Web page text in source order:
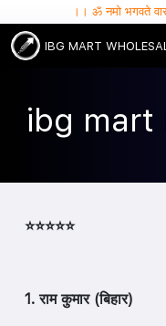
।। ॐ नमो भगवते
IBG MART
ibg mart
⭐⭐⭐⭐⭐
1. राम कुमार (बिहार)